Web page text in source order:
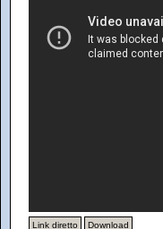
Link diretto Download